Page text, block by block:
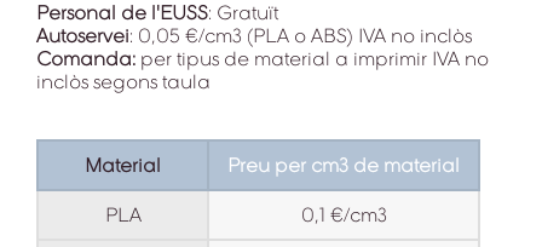
Personal de l'EUSS: Gratuït
Autoservei: 0,05 €/cm3 (PLA o ABS) IVA no inclòs
Comanda: per tipus de material a imprimir IVA no
inclòs segons taula
Material Preu per cm3 de material
PLA 0,1 €/cm3